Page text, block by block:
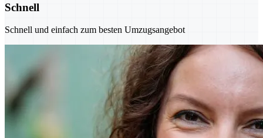
Schnell
Schnell und einfach zum besten Umzugsangebot